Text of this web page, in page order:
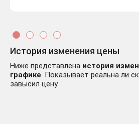
История изменения цены
Ниже представлена история
графике. Показывает реальна ли
завысил цену.